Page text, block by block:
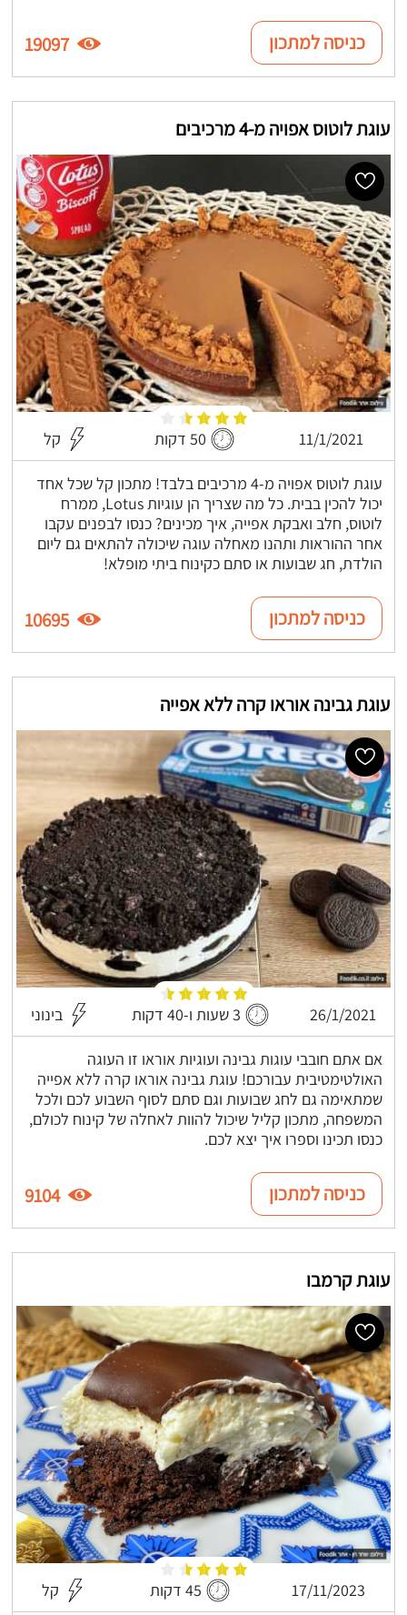
כניסה למתכון 19097
עוגת לוטוס אפויה מ-4 מרכיבים
11/1/2021 50 דקות קל
עוגת לוטוס אפויה מ-4 מרכיבים בלבד! מתכון קל שכל אחד
יכול להכין בבית. כל מה שצריך הן עוגיות Lotus, ממרח
לוטוס, חלב ואבקת אפייה, איך מכינים? כנסו לבפנים עקבו
אחר ההוראות ותהנו מאחלה עוגה שיכולה להתאים גם ליום
הולדת, חג שבועות או סתם כקינוח ביתי מופלא!
כניסה למתכון 10695
עוגת גבינה אוראו קרה ללא אפייה
26/1/2021 3 שעות ו-40 דקות בינוני
אם אתם חובבי עוגות גבינה ועוגיות אוראו זו העוגה
האולטימטיבית עבורכם! עוגת גבינה אוראו קרה ללא אפייה
שמתאימה גם לחג שבועות וגם סתם לסוף השבוע לכם ולכל
המשפחה, מתכון קליל שיכול להוות לאחלה של קינוח לכולם,
כנסו תכינו וספרו איך יצא לכם.
כניסה למתכון 9104
עוגת קרמבו
17/11/2023 45 דקות קל